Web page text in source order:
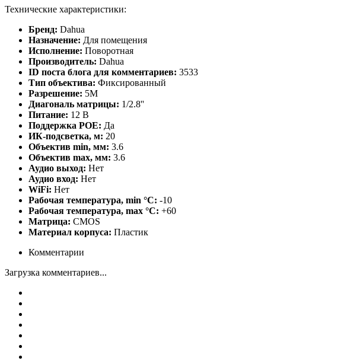
Технические характеристики:
Бренд: Dahua
Назначение: Для помещения
Исполнение: Поворотная
Производитель: Dahua
ID поста блога для комментариев: 3533
Тип объектива: Фиксированный
Разрешение: 5М
Диагональ матрицы: 1/2.8''
Питание: 12 В
Поддержка POE: Да
ИК-подсветка, м: 20
Объектив min, мм: 3.6
Объектив max, мм: 3.6
Аудио выход: Нет
Аудио вход: Нет
WiFi: Нет
Рабочая температура, min °C: -10
Рабочая температура, max °C: +60
Матрица: CMOS
Материал корпуса: Пластик
Комментарии
Загрузка комментариев...